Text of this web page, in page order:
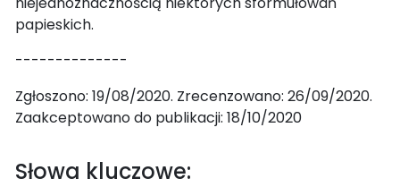
papieskich.
--------------
Zgłoszono: 19/08/2020. Zrecenzowano: 26/09/2020.
Zaakceptowano do publikacji: 18/10/2020
Słowa kluczowe: